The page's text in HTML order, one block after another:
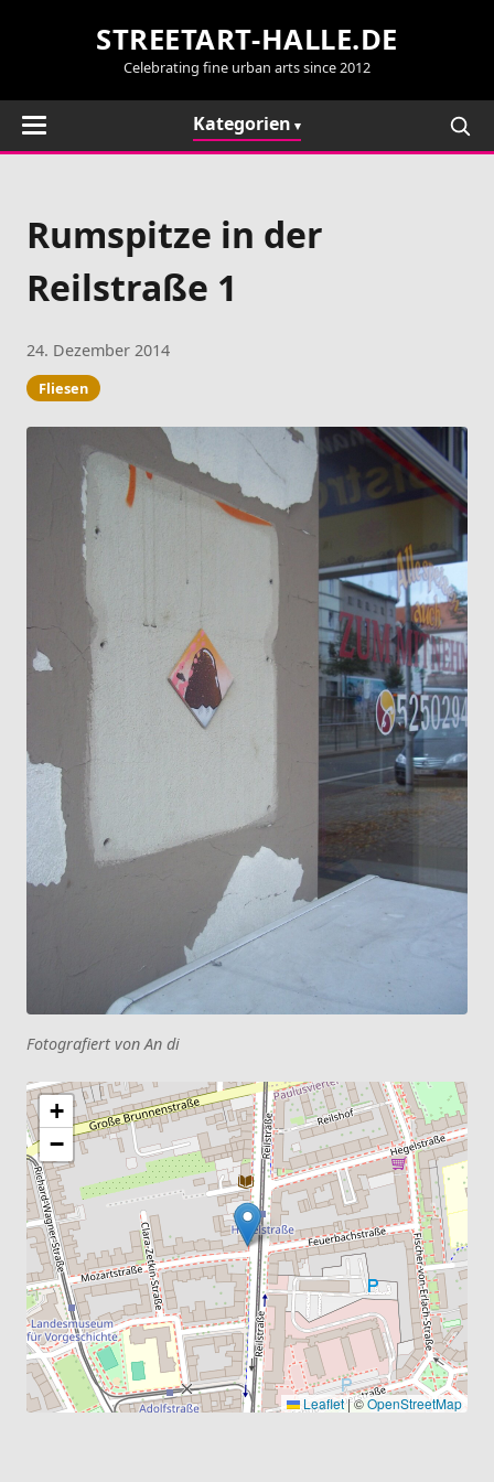
STREETART-HALLE.DE
Celebrating fine urban arts since 2012
Kategorien
Rumspitze in der
Reilstraße 1
24. Dezember 2014
Fliesen
Fotografiert von An di
+
−
Leaflet |©OpenStreetMap